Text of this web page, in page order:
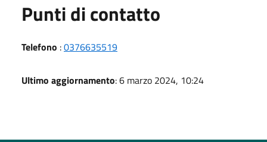
Punti di contatto
Telefono :0376635519
Ultimo aggiornamento: 6 marzo 2024, 10:24